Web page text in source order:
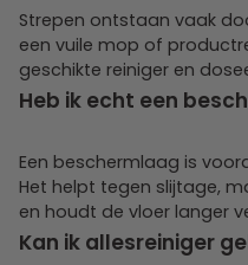
Strepen ontstaan vaak
een vuile mop of
geschikte reiniger en
Heb ik echt een
Een beschermlaag is
Het helpt tegen slijtage,
en houdt de vloer langer
Kan ik allesreiniger